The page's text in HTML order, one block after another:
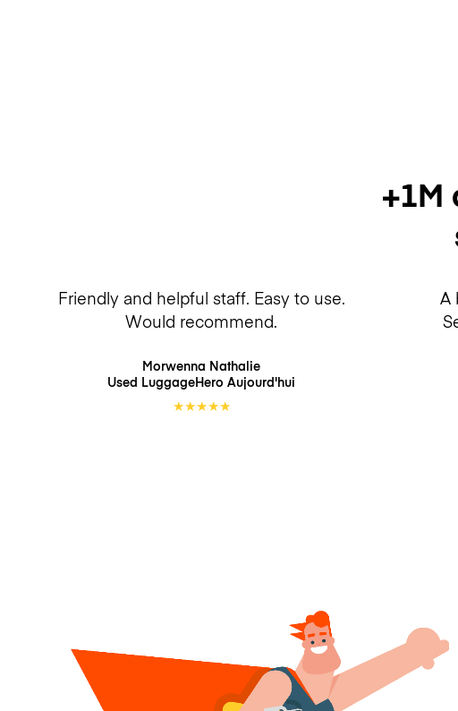
+1M
Friendly and helpful staff. Easy to use.
Would recommend.
Morwenna Nathalie
Used LuggageHero Aujourd'hui
★★★★★
A